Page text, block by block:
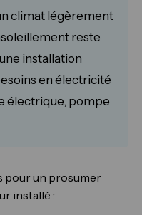
climat légèrement
reste
installation
en électricité
électrique, pompe
pour un prosumer
installé :